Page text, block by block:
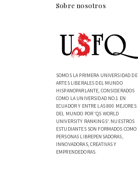
Sobre nosotros
SOMOS LA PRIMERA UNIVERSIDAD DE
ARTES LIBERALES DEL MUNDO
HISPANOPARLANTE, CONSIDERADOS
COMO LA UNIVERSIDAD NO.1 EN
ECUADOR Y ENTRE LAS 800 MEJORES
DEL MUNDO POR 'QS WORLD
UNIVERSITY RANKINGS'. NUESTROS
ESTUDIANTES SON FORMADOS COMO
PERSONAS LIBREPENSADORAS,
INNOVADORAS, CREATIVAS Y
EMPRENDEDORAS.